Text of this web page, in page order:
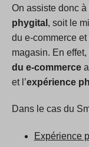
On assiste donc à
phygital , soit le
du e-commerce et
magasin. En
du e-commerce
et l’expérience
Dans le cas du
Expérience